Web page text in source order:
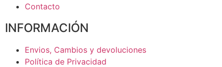
Contacto
INFORMACIÓN
Envios, Cambios y devoluciones
Política de Privacidad